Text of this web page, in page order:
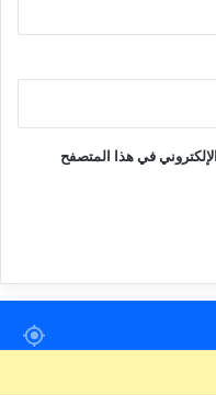
في هذا المتصفح